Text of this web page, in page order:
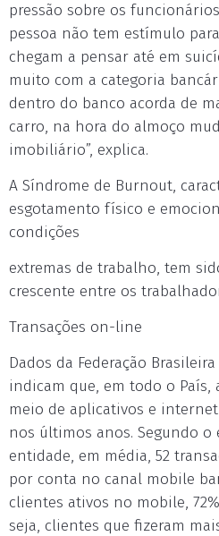
pressão sobre os
pessoa não tem estímulo
chegam a pensar até em
muito com a categoria
dentro do banco acorda de
carro, na hora do almoço
imobiliário”, explica.
A Síndrome de Burnout,
esgotamento físico e
condições
extremas de trabalho, tem
crescente entre os
Transações on-line
Dados da Federação
indicam que, em todo o País,
meio de aplicativos e
nos últimos anos. Segundo o
entidade, em média, 52
por conta no canal mobile
clientes ativos no mobile,
seja, clientes que fizeram